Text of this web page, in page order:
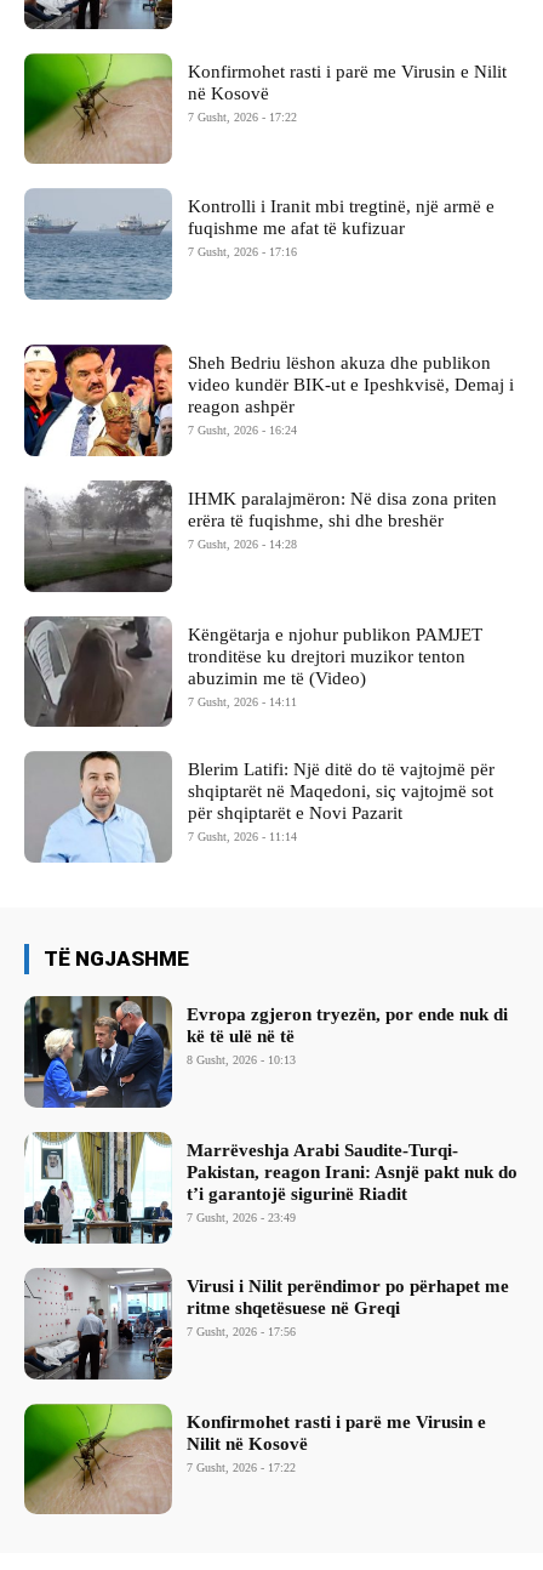
Konfirmohet rasti i parë me Virusin e Nilit
në Kosovë
7 Gusht, 2026 - 17:22
Kontrolli i Iranit mbi tregtinë, një armë e
fuqishme me afat të kufizuar
7 Gusht, 2026 - 17:16
Sheh Bedriu lëshon akuza dhe publikon
video kundër BIK-ut e Ipeshkvisë, Demaj i
reagon ashpër
7 Gusht, 2026 - 16:24
IHMK paralajmëron: Në disa zona priten
erëra të fuqishme, shi dhe breshër
7 Gusht, 2026 - 14:28
Këngëtarja e njohur publikon PAMJET
tronditëse ku drejtori muzikor tenton
abuzimin me të (Video)
7 Gusht, 2026 - 14:11
Blerim Latifi: Një ditë do të vajtojmë për
shqiptarët në Maqedoni, siç vajtojmë sot
për shqiptarët e Novi Pazarit
7 Gusht, 2026 - 11:14
TË NGJASHME
Evropa zgjeron tryezën, por ende nuk di
kë të ulë në të
8 Gusht, 2026 - 10:13
Marrëveshja Arabi Saudite-Turqi-
Pakistan, reagon Irani: Asnjë pakt nuk do
t’i garantojë sigurinë Riadit
7 Gusht, 2026 - 23:49
Virusi i Nilit perëndimor po përhapet me
ritme shqetësuese në Greqi
7 Gusht, 2026 - 17:56
Konfirmohet rasti i parë me Virusin e
Nilit në Kosovë
7 Gusht, 2026 - 17:22